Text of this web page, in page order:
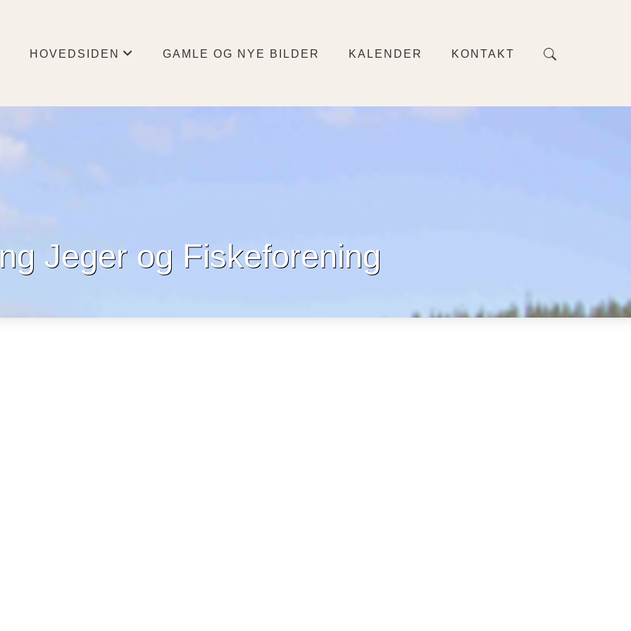
HOVEDSIDEN GAMLE OG NYE BILDER KALENDER KONTAKT
Jeger og Fiskeforening